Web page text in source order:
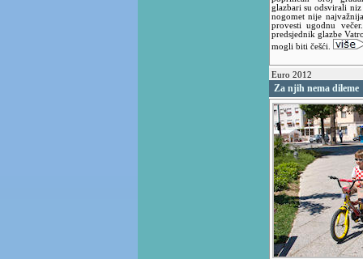
glazbari su odsvirali
nogomet nije
provesti ugodnu
predsjednik glazbe
mogli biti češći.
Euro 2012
Za njih nema dileme